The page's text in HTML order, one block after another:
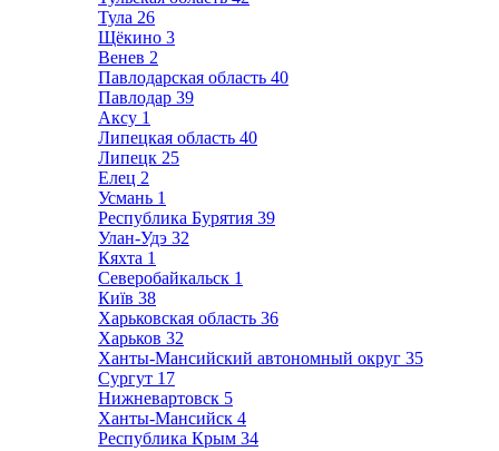
Тула 26
Щёкино 3
Венев 2
Павлодарская область 40
Павлодар 39
Аксу 1
Липецкая область 40
Липецк 25
Елец 2
Усмань 1
Республика Бурятия 39
Улан-Удэ 32
Кяхта 1
Северобайкальск 1
Київ 38
Харьковская область 36
Харьков 32
Ханты-Мансийский автономный округ 35
Сургут 17
Нижневартовск 5
Ханты-Мансийск 4
Республика Крым 34